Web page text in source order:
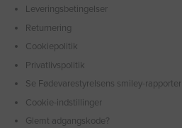
Leveringsbetingelser
Returnering
Cookiepolitik
Privatlivspolitik
Se Fødevarestyrelsens smiley-rapporter
Cookie-indstillinger
Glemt adgangskode?